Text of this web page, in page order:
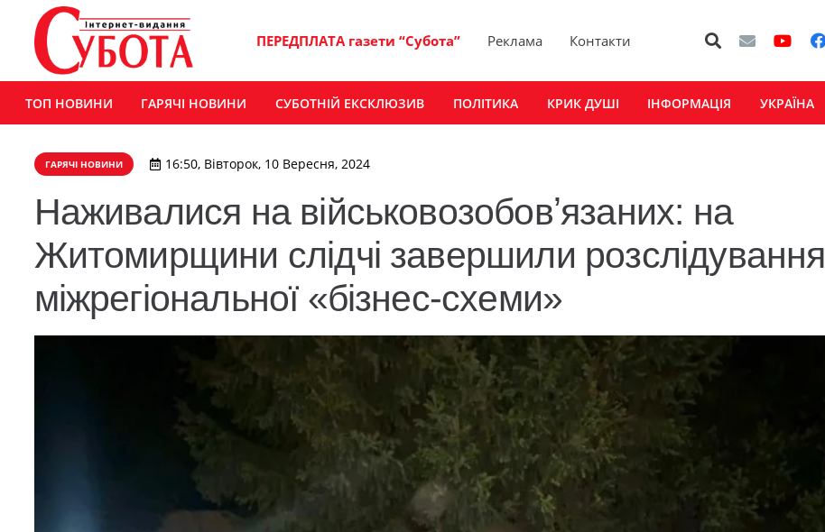
ПЕРЕДПЛАТА газети “Субота” Реклама Контакти
ТОП НОВИНИ ГАРЯЧІ НОВИНИ СУБОТНІЙ ЕКСКЛЮЗИВ ПОЛІТИКА КРИК ДУШІ ІНФОРМАЦІЯ УКРАЇНА
ГАРЯЧІ НОВИНИ 16:50, Вівторок, 10 Вересня, 2024
Наживалися на військовозобовʼязаних: на
Житомирщини слідчі завершили розслідування
міжрегіональної «бізнес-схеми»